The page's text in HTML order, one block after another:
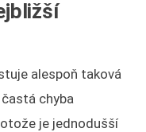
alespoň taková
chyba
je jednodušší